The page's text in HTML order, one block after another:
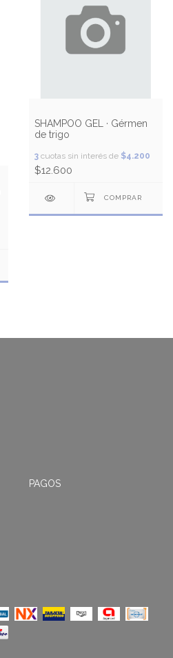
SHAMPOO GEL · Gérmen
de trigo
3 cuotas sin interés de $4.200
$12.600
PAGOS